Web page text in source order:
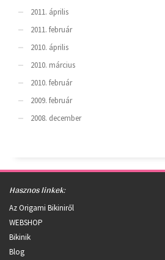
2011. április
2011. február
2010. április
2010. március
2010. február
2009. február
2008. december
Hasznos linkek:
Az Origami Bikiniről
WEBSHOP
Bikinik
Blog